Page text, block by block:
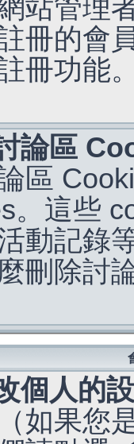
站管理
冊的會
冊功能
論區
區
。這些
動記錄
刪除討
個人的
如果您